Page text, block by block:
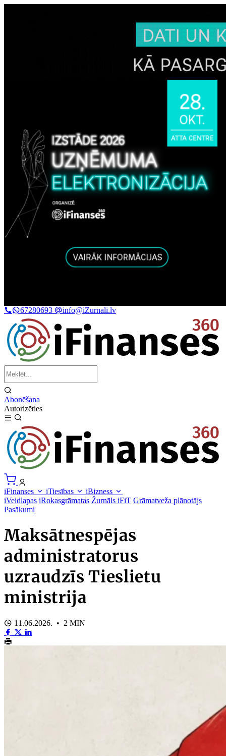
67280693 info@iZurnali.lv
Abonēšana
Autorizēties
iFinanses iTiesības
iBizness
iVeidlapas iRokasgrāmatas Žurnāls iFiT Grāmatveža plānotājs
Pasākumi
Maksātnespējas
administratorus
uzraudzīs Tieslietu
ministrija
11.06.2026. • 2 MIN